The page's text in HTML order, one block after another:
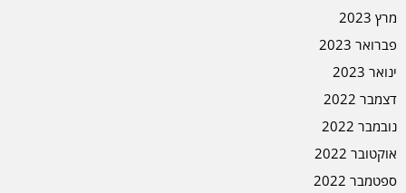
מרץ 2023
פברואר 2023
ינואר 2023
דצמבר 2022
נובמבר 2022
אוקטובר 2022
ספטמבר 2022